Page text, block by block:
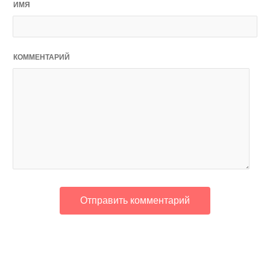
ИМЯ
КОММЕНТАРИЙ